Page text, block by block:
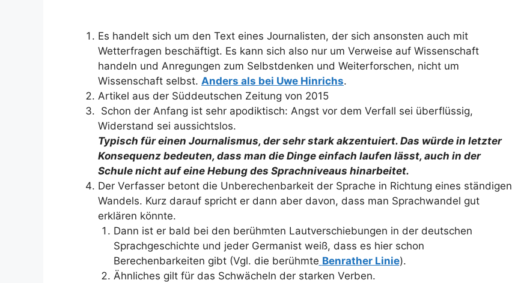
Es handelt sich um den Text eines Journalisten, der sich ansonsten auch mit
Wetterfragen beschäftigt. Es kann sich also nur um Verweise auf Wissenschaft
handeln und Anregungen zum Selbstdenken und Weiterforschen, nicht um
Wissenschaft selbst. Anders als bei Uwe Hinrichs.
Artikel aus der Süddeutschen Zeitung von 2015
Schon der Anfang ist sehr apodiktisch: Angst vor dem Verfall sei überflüssig,
Widerstand sei aussichtslos.
Typisch für einen Journalismus, der sehr stark akzentuiert. Das würde in letzter
Konsequenz bedeuten, dass man die Dinge einfach laufen lässt, auch in der
Schule nicht auf eine Hebung des Sprachniveaus hinarbeitet.
Der Verfasser betont die Unberechenbarkeit der Sprache in Richtung eines ständigen
Wandels. Kurz darauf spricht er dann aber davon, dass man Sprachwandel gut
erklären könnte.
Dann ist er bald bei den berühmten Lautverschiebungen in der deutschen
Sprachgeschichte und jeder Germanist weiß, dass es hier schon
Berechenbarkeiten gibt (Vgl. die berühmte Benrather Linie).
Ähnliches gilt für das Schwächeln der starken Verben.